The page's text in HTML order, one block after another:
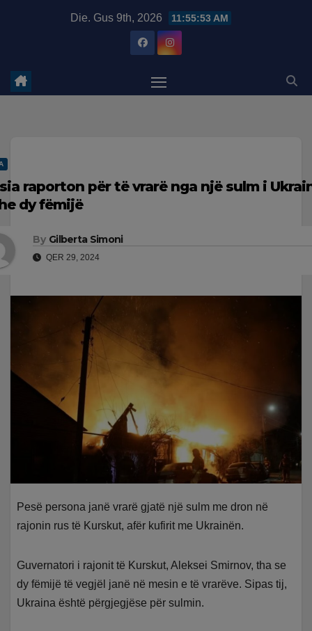
Die. Gus 9th, 2026 11:55:53 AM
raporton për të vrarë nga një sulm i
dy fëmijë
By Gilberta Simoni
QER 29, 2024
Pesë persona janë vrarë gjatë një sulm me dron në
rajonin rus të Kurskut, afër kufirit me Ukrainën.
Guvernatori i rajonit të Kurskut, Aleksei Smirnov, tha se
dy fëmijë të vegjël janë në mesin e të vrarëve. Sipas tij,
Ukraina është përgjegjëse për sulmin.